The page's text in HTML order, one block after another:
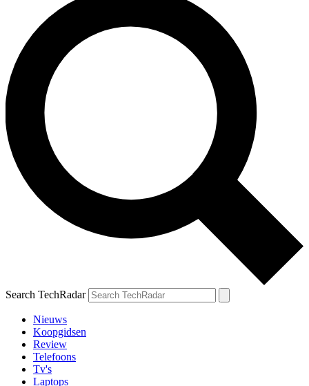
Search TechRadar
Nieuws
Koopgidsen
Review
Telefoons
Tv's
Laptops